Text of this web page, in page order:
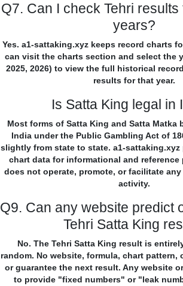
Q7. Can I check Tehri
years?
Yes. a1-sattaking.xyz keeps record charts
can visit the charts section and select the
2025, 2026) to view the full historical
results for that year.
Is Satta King legal in
Most forms of Satta King and Satta Matka
India under the Public Gambling Act of
slightly from state to state. a1-sattaking.xyz
chart data for informational and reference
does not operate, promote, or facilitate
activity.
Q9. Can any website predict
Tehri Satta King
No. The Tehri Satta King result is
random. No website, formula, chart pattern,
or guarantee the next result. Any website
to provide "fixed numbers" or "leak